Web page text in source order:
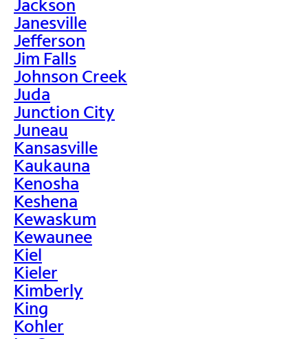
Jackson
Janesville
Jefferson
Jim Falls
Johnson Creek
Juda
Junction City
Juneau
Kansasville
Kaukauna
Kenosha
Keshena
Kewaskum
Kewaunee
Kiel
Kieler
Kimberly
King
Kohler